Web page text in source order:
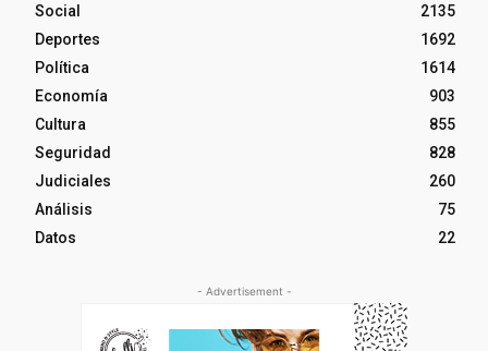
Social
2135
Deportes
1692
Política
1614
Economía
903
Cultura
855
Seguridad
828
Judiciales
260
Análisis
75
Datos
22
- Advertisement -